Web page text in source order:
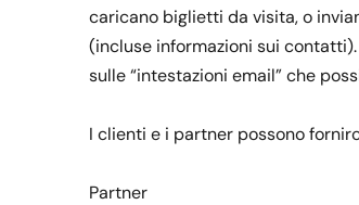
caricano biglietti da visita, o
(incluse informazioni sui
sulle “intestazioni email” che
I clienti e i partner possono
Partner